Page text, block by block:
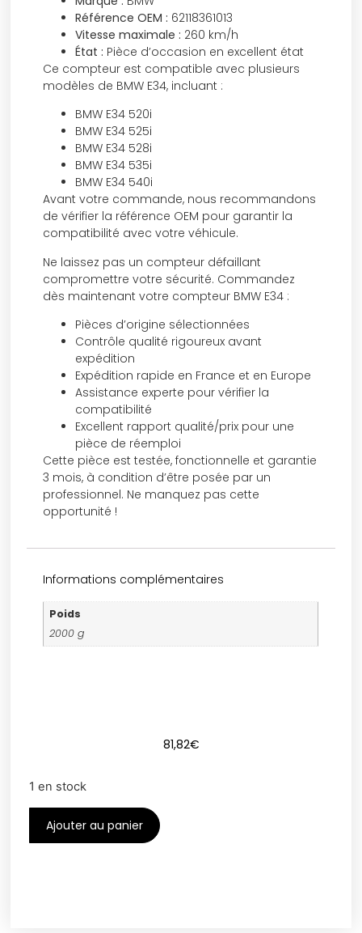
Référence OEM : 62118361013
Vitesse maximale : 260 km/h
État : Pièce d’occasion en excellent état
Ce compteur est compatible avec plusieurs
modèles de BMW E34, incluant :
BMW E34 520i
BMW E34 525i
BMW E34 528i
BMW E34 535i
BMW E34 540i
Avant votre commande, nous recommandons
de vérifier la référence OEM pour garantir la
compatibilité avec votre véhicule.
Ne laissez pas un compteur défaillant
compromettre votre sécurité. Commandez
dès maintenant votre compteur BMW E34 :
Pièces d’origine sélectionnées
Contrôle qualité rigoureux avant
expédition
Expédition rapide en France et en Europe
Assistance experte pour vérifier la
compatibilité
Excellent rapport qualité/prix pour une
pièce de réemploi
Cette pièce est testée, fonctionnelle et garantie
3 mois, à condition d’être posée par un
professionnel. Ne manquez pas cette
opportunité !
Informations complémentaires
Poids
2000 g
81,82€
1 en stock
Ajouter au panier